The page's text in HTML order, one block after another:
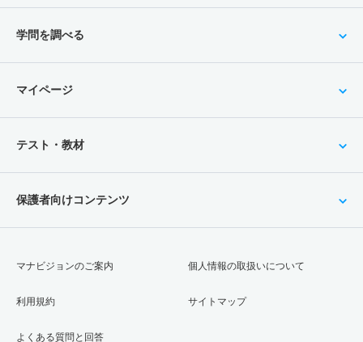
学問を調べる
マイページ
テスト・教材
保護者向けコンテンツ
マナビジョンのご案内
利用規約
よくある質問と回答
個人情報の取扱いについて
サイトマップ